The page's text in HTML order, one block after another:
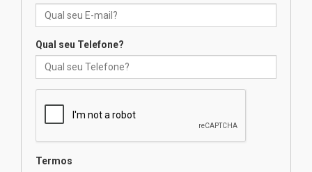
das novas tecnologias em
calouros do segundo semestre
04.08.2026
Qual seu Telefone?
Termos